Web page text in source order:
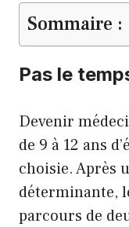
Sommaire :
Pas le
Devenir
de 9 à 12 ans
choisie. Après
déterminante,
parcours de